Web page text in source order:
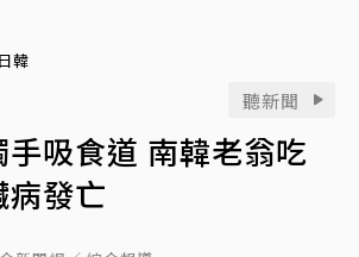
韓
聽新聞
吸食道 南韓老翁吃
發亡